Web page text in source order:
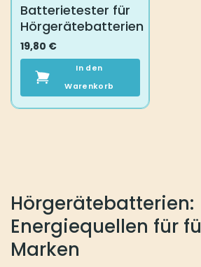
Batterietester für
Hörgerätebatterien
19,80 €
In den
Warenkorb
Hörgerätebatterien:
Energiequellen für
Marken